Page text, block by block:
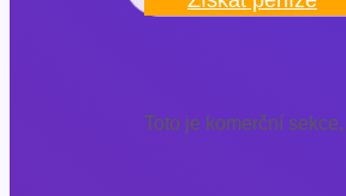
Toto je komerční